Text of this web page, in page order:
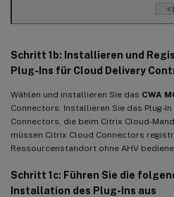
Schritt 1b: Installieren und
Plug-Ins für Cloud Delivery
Wählen und installieren Sie das CWA
Connectors. Installieren Sie das Plug-
Connectors, die beim Citrix Cloud-
müssen Citrix Cloud Connectors
Ressourcenstandort ohne AHV
Schritt 1c: Führen Sie die
Installation des Plug-Ins aus